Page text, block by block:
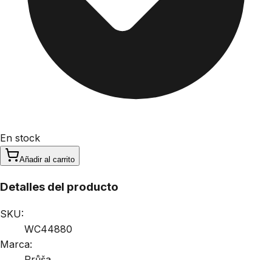
En stock
Añadir al carrito
Detalles del producto
SKU:
WC44880
Marca: